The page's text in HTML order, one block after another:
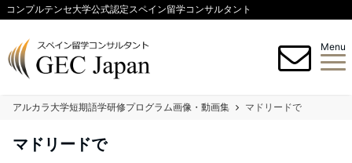
コンプルテンセ大学公式認定スペイン留学コンサルタント
Menu
アルカラ大学短期語学研修プログラム画像・動画集 マドリードで
マドリードで